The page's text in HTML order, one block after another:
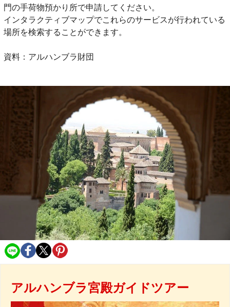
門の手荷物預かり所で申請してください。
インタラクティブマップでこれらのサービスが行われている
場所を検索することができます。
資料：アルハンブラ財団
アルハンブラ宮殿ガイドツアー